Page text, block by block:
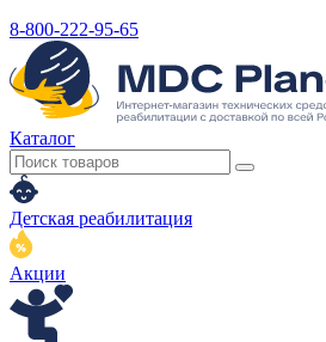
8-800-222-95-65
Каталог
Детская реабилитация
Акции